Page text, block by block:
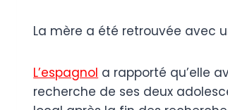
La mère a été retrouvée avec
L’espagnol a rapporté qu’elle
recherche de ses deux